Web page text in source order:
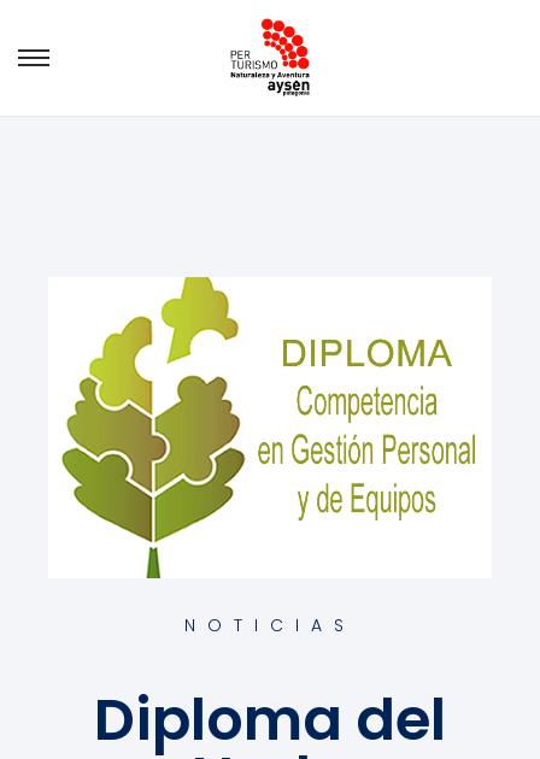
NOTICIAS
Diploma del